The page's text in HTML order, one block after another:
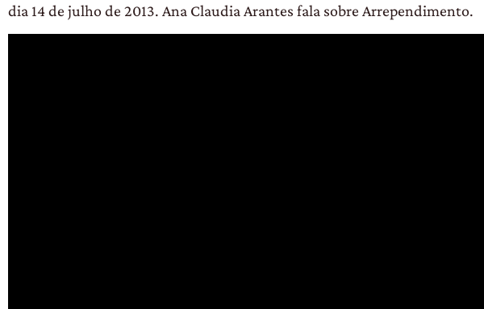
dia 14 de julho de 2013. Ana Claudia Arantes fala sobre Arrependimento.